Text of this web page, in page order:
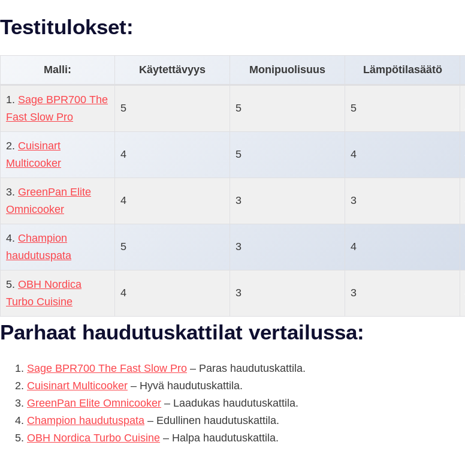
Testitulokset:
Malli: Käytettävyys Monipuolisuus Lämpötilasäätö
1. Sage BPR700 The
Fast Slow Pro
5 5 5
2. Cuisinart
Multicooker
4 5 4
3. GreenPan Elite
Omnicooker
4 3 3
4. Champion
haudutuspata
5 3 4
5. OBH Nordica
Turbo Cuisine
4 3 3
Parhaat haudutuskattilat vertailussa:
Sage BPR700 The Fast Slow Pro – Paras haudutuskattila.
Cuisinart Multicooker – Hyvä haudutuskattila.
GreenPan Elite Omnicooker – Laadukas haudutuskattila.
Champion haudutuspata – Edullinen haudutuskattila.
OBH Nordica Turbo Cuisine – Halpa haudutuskattila.